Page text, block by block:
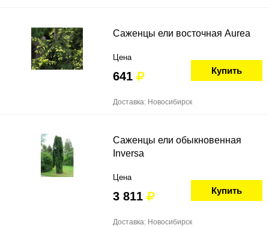
Саженцы ели восточная Aurea
Цена
641 Купить
Доставка: Новосибирск
Саженцы ели обыкновенная
Inversa
Цена
3 811 Купить
Доставка: Новосибирск